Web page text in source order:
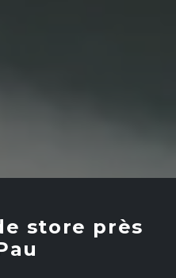
store près